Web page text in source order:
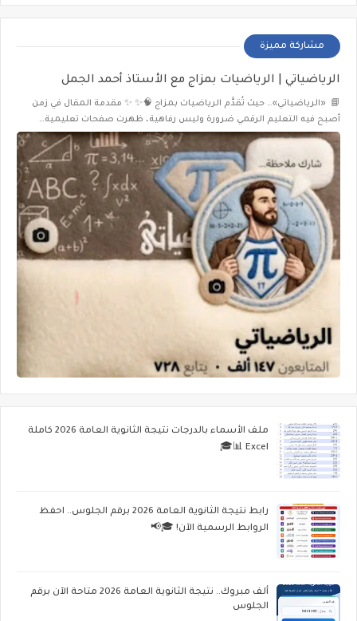
مشاركة مميزة
الرياضياتي | الرياضيات بمزاج مع الأستاذ أحمد الجمل
📘 «الرياضياتي»… حيث تُقدَّم الرياضيات بمزاج 🧠✨ ✨ مقدمة المقال في زمن
أصبح فيه التعليم الرقمي ضرورة وليس رفاهية، ظهرت صفحات تعليمية…
ملف الأسماء بالدرجات نتيجة الثانوية العامة 2026 كاملة
Excel 📊🎓
رابط نتيجة الثانوية العامة 2026 برقم الجلوس.. احفظ
الروابط الرسمية الآن! 🎓📢
ألف مبروك.. نتيجة الثانوية العامة 2026 متاحة الآن برقم
الجلوس